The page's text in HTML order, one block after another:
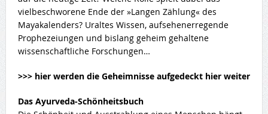
vielbeschworene Ende der »Langen Zählung« des
Mayakalenders? Uraltes Wissen, aufsehenerregende
Prophezeiungen und bislang geheim gehaltene
wissenschaftliche Forschungen…
>>> hier werden die Geheimnisse aufgedeckt hier weiter
Das Ayurveda-Schönheitsbuch